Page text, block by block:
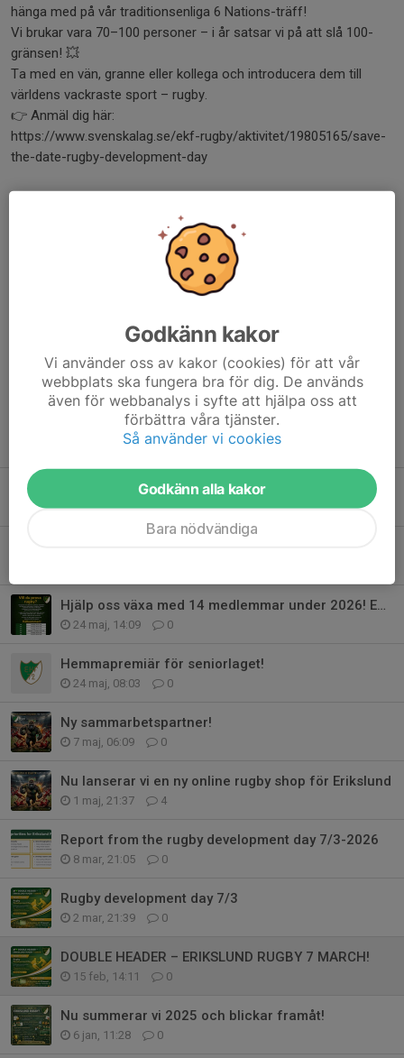
hänga med på vår traditionsenliga 6 Nations-träff!
Vi brukar vara 70–100 personer – i år satsar vi på att slå 100-
gränsen! 💥
Ta med en vän, granne eller kollega och introducera dem till
världens vackraste sport – rugby.
👉 Anmäl dig här:
https://www.svenskalag.se/ekf-rugby/aktivitet/19805165/save-
the-date-rugby-development-day
och grön-vit-guld stolthet! 💚💛🤍
Tidigare nyheter
Happy Summer from the Erikslund Rugby Board!
14 jul, 13:35 0
Hjälp oss växa med 14 medlemmar under 2026! English text below!
24 maj, 14:09 0
Hemmapremiär för seniorlaget!
24 maj, 08:03 0
Ny sammarbetspartner!
7 maj, 06:09 0
Nu lanserar vi en ny online rugby shop för Erikslund
1 maj, 21:37 4
Report from the rugby development day 7/3-2026
8 mar, 21:05 0
Rugby development day 7/3
2 mar, 21:39 0
DOUBLE HEADER – ERIKSLUND RUGBY 7 MARCH!
15 feb, 14:11 0
Nu summerar vi 2025 och blickar framåt!
6 jan, 11:28 0
Godkänn kakor
Vi använder oss av kakor (cookies) för att vår
webbplats ska fungera bra för dig. De används
även för webbanalys i syfte att hjälpa oss att
förbättra våra tjänster.
Så använder vi cookies
Godkänn alla kakor
Bara nödvändiga